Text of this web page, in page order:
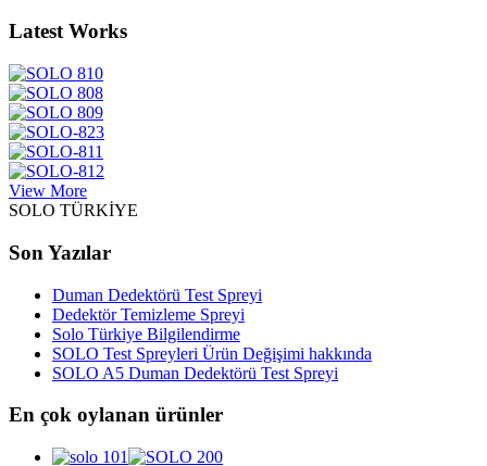
Latest Works
View More
SOLO TÜRKİYE
Son Yazılar
Duman Dedektörü Test Spreyi
Dedektör Temizleme Spreyi
Solo Türkiye Bilgilendirme
SOLO Test Spreyleri Ürün Değişimi hakkında
SOLO A5 Duman Dedektörü Test Spreyi
En çok oylanan ürünler